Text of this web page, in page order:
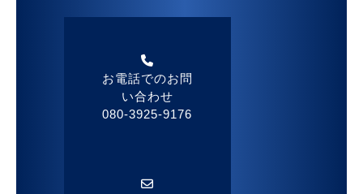
お電話でのお問
い合わせ
080-3925-9176